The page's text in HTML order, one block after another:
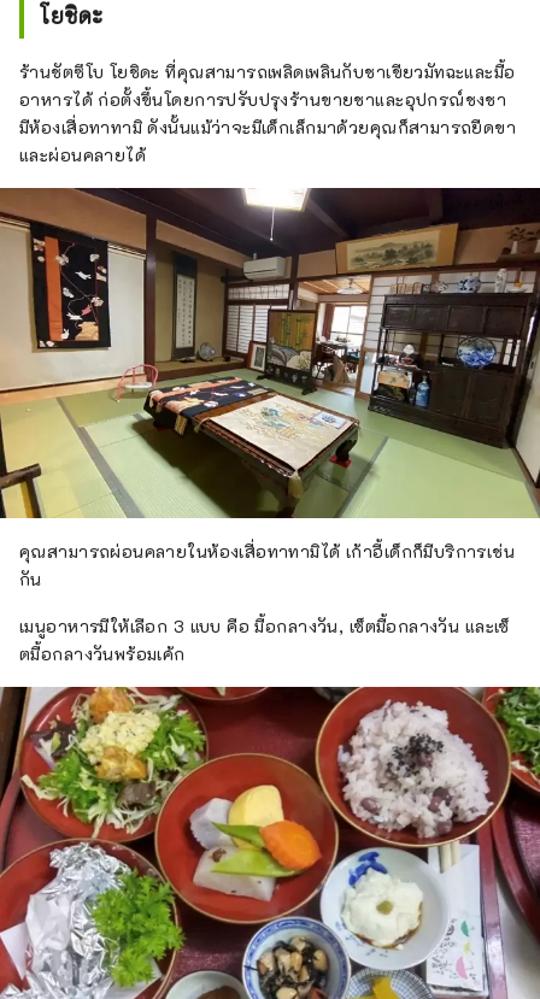
โยชิดะ
ร้านชัตซึโบ โยชิดะ ที่คุณสามารถเพลิดเพลินกับชาเขียวมัทฉะและมื้อ
อาหารได้ ก่อตั้งขึ้นโดยการปรับปรุงร้านขายชาและอุปกรณ์ชงชา
มีห้องเสื่อทาทามิ ดังนั้นแม้ว่าจะมีเด็กเล็กมาด้วยคุณก็สามารถยืดขา
และผ่อนคลายได้
คุณสามารถผ่อนคลายในห้องเสื่อทาทามิได้ เก้าอี้เด็กก็มีบริการเช่น
กัน
เมนูอาหารมีให้เลือก 3 แบบ คือ มื้อกลางวัน, เซ็ตมื้อกลางวัน และเซ็
ตมื้อกลางวันพร้อมเค้ก